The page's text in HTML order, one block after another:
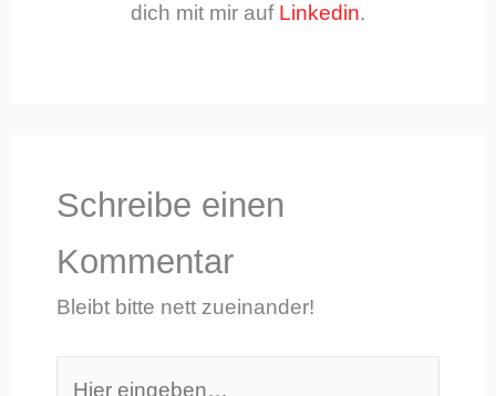
dich mit mir auf Linkedin.
Schreibe einen
Kommentar
Bleibt bitte nett zueinander!